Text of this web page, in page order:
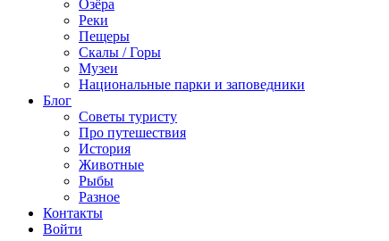
Озёра
Реки
Пещеры
Скалы / Горы
Музеи
Национальные парки и заповедники
Блог
Советы туристу
Про путешествия
История
Животные
Рыбы
Разное
Контакты
Войти